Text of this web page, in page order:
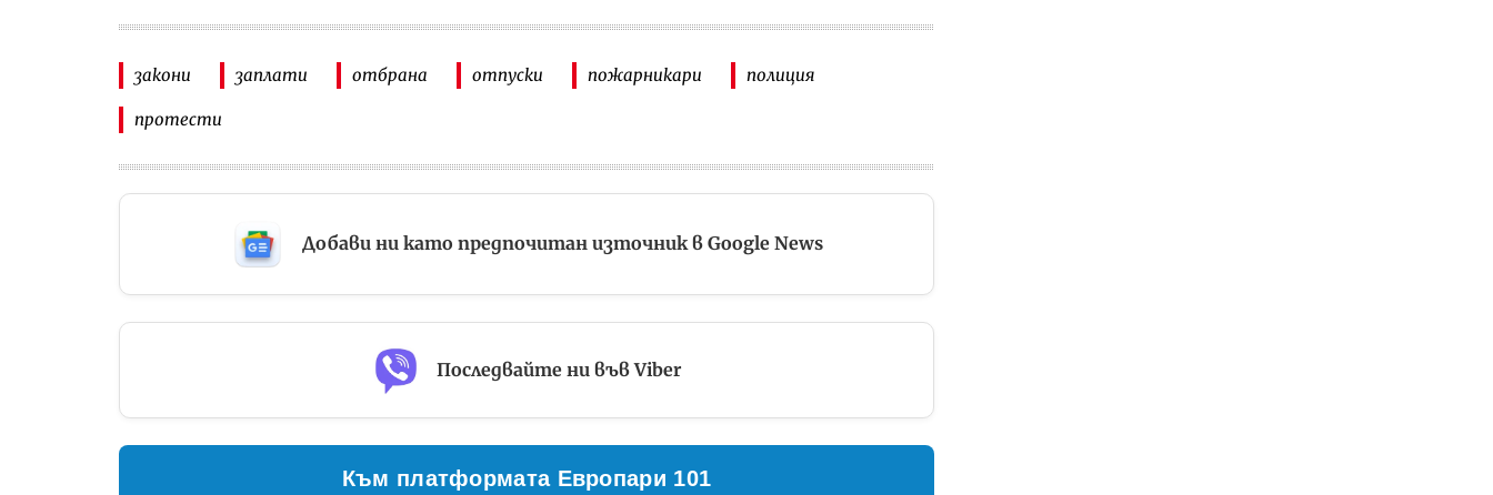
закони заплати отбрана отпуски пожарникари полиция
протести
Добави ни като предпочитан източник в Google News
Последвайте ни във Viber
Към платформата Европари 101